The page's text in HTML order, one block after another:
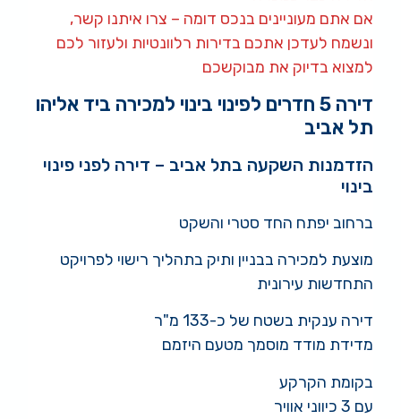
אם אתם מעוניינים בנכס דומה – צרו איתנו קשר,
ונשמח לעדכן אתכם בדירות רלוונטיות ולעזור לכם
למצוא בדיוק את מבוקשכם
דירה 5 חדרים לפינוי בינוי למכירה ביד אליהו
תל אביב
הזדמנות השקעה בתל אביב – דירה לפני פינוי
בינוי
ברחוב יפתח החד סטרי והשקט
מוצעת למכירה בבניין ותיק בתהליך רישוי לפרויקט
התחדשות עירונית
דירה ענקית בשטח של כ-133 מ"ר
מדידת מודד מוסמך מטעם היזמם
בקומת הקרקע
עם 3 כיווני אוויר